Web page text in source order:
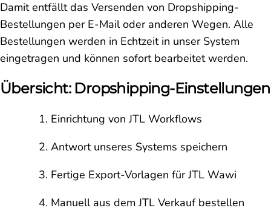
Damit entfällt das Versenden von Dropshipping-
Bestellungen per E-Mail oder anderen Wegen. Alle
Bestellungen werden in Echtzeit in unser System
eingetragen und können sofort bearbeitet werden.
Übersicht: Dropshipping-Einstellungen
Einrichtung von JTL Workflows
Antwort unseres Systems speichern
Fertige Export-Vorlagen für JTL Wawi
Manuell aus dem JTL Verkauf bestellen